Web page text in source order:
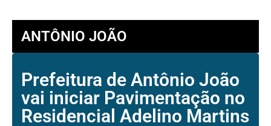
ANTÔNIO JOÃO
Prefeitura de Antônio João
vai iniciar Pavimentação no
Residencial Adelino Martins